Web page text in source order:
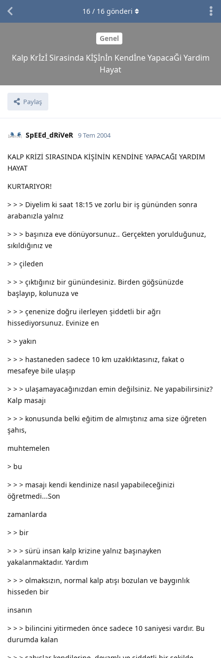
Genel
Kalp Krİzİ Sirasinda KİŞİnİn Kendİne YapacaĞi Yardim
Hayat
Paylaş
16/ 16gönderi
SpEEd_dRiVeR 9 Tem 2004
KALP KRİZİ SIRASINDA KİŞİNİN KENDİNE YAPACAĞI YARDIM
HAYAT
KURTARIYOR!
> > > Diyelim ki saat 18:15 ve zorlu bir iş gününden sonra
arabanızla yalnız
> > > başınıza eve dönüyorsunuz.. Gerçekten yorulduğunuz,
sıkıldığınız ve
> > çileden
> > > çıktığınız bir günündesiniz. Birden göğsünüzde
başlayıp, kolunuza ve
> > > çenenize doğru ilerleyen şiddetli bir ağrı
hissediyorsunuz. Evinize en
> > yakın
> > > hastaneden sadece 10 km uzaklıktasınız, fakat o
mesafeye bile ulaşıp
> > > ulaşamayacağınızdan emin değilsiniz. Ne yapabilirsiniz?
Kalp masajı
> > > konusunda belki eğitim de almıştınız ama size öğreten
şahıs,
muhtemelen
> bu
> > > masajı kendi kendinize nasıl yapabileceğinizi
öğretmedi...Son
zamanlarda
> > bir
> > > sürü insan kalp krizine yalnız başınayken
yakalanmaktadır. Yardım
> > > olmaksızın, normal kalp atışı bozulan ve baygınlık
hisseden bir
insanın
> > > bilincini yitirmeden önce sadece 10 saniyesi vardır. Bu
durumda kalan